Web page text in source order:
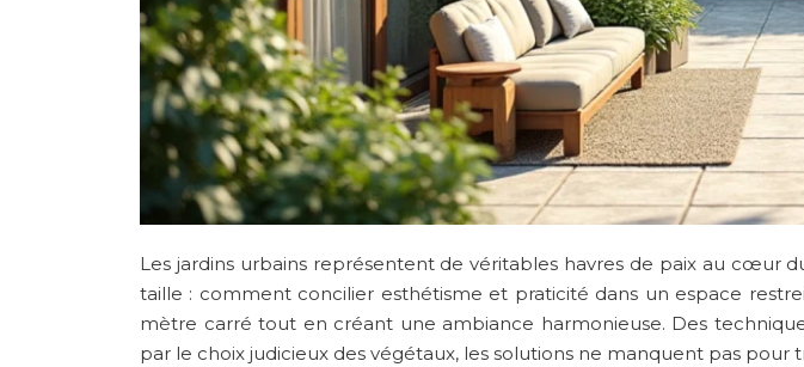
Les jardins urbains représentent de véritables havres de paix au
taille : comment concilier esthétisme et praticité dans un espace
mètre carré tout en créant une ambiance harmonieuse. Des
par le choix judicieux des végétaux, les solutions ne manquent pas